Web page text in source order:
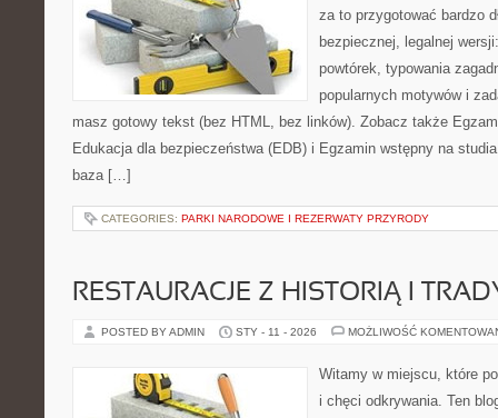
za to przygotować bardzo
bezpiecznej, legalnej
powtórek, typowania
popularnych motywów i
masz gotowy tekst (bez HTML, bez linków). Zobacz także
Edukacja dla bezpieczeństwa (EDB) i Egzamin wstępny na
baza […]
CATEGORIES: PARKI NARODOWE I REZERWATY PRZYRODY
RESTAURACJE Z HISTORIĄ I
POSTED BY ADMIN STY - 11 - 2026 MOŻLIWOŚĆ
Witamy w miejscu, które
i chęci odkrywania. Ten